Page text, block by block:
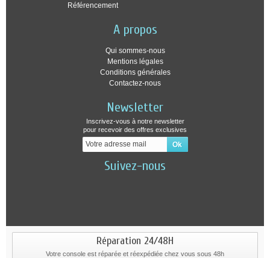
Référencement
A propos
Qui sommes-nous
Mentions légales
Conditions générales
Contactez-nous
Newsletter
Inscrivez-vous à notre newsletter
pour recevoir des offres exclusives
Suivez-nous
Réparation 24/48H
Votre console est réparée et réexpédiée chez vous sous 48h